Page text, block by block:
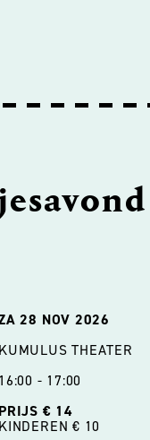
28 NOV 2026
KUMULUS THEATER
16:00 - 17:00
PRIJS € 14
KINDEREN € 10